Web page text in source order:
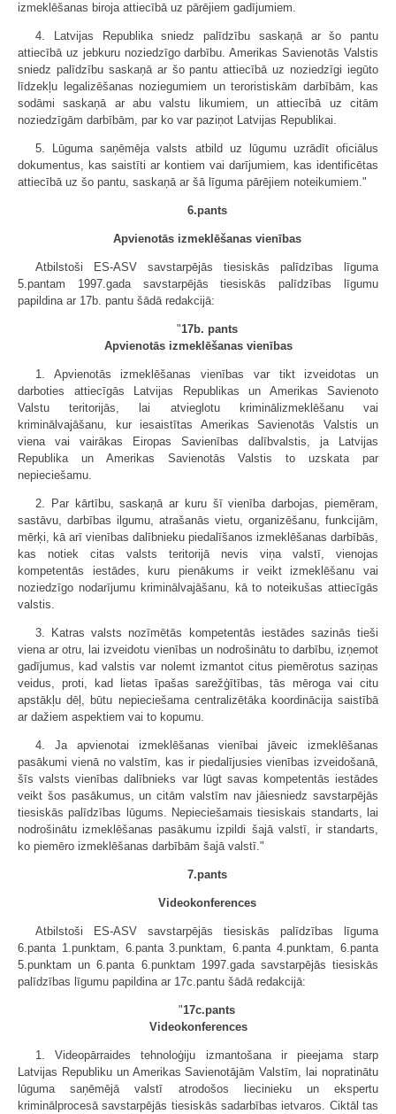
izmeklēšanas biroja attiecībā uz pārējiem gadījumiem.
4. Latvijas Republika sniedz palīdzību saskaņā ar šo pantu
attiecībā uz jebkuru noziedzīgo darbību. Amerikas Savienotās Valstis
sniedz palīdzību saskaņā ar šo pantu attiecībā uz noziedzīgi iegūto
līdzekļu legalizēšanas noziegumiem un teroristiskām darbībām, kas
sodāmi saskaņā ar abu valstu likumiem, un attiecībā uz citām
noziedzīgām darbībām, par ko var paziņot Latvijas Republikai.
5. Lūguma saņēmēja valsts atbild uz lūgumu uzrādīt oficiālus
dokumentus, kas saistīti ar kontiem vai darījumiem, kas identificētas
attiecībā uz šo pantu, saskaņā ar šā līguma pārējiem noteikumiem."
6.pants
Apvienotās izmeklēšanas vienības
Atbilstoši ES-ASV savstarpējās tiesiskās palīdzības līguma
5.pantam 1997.gada savstarpējās tiesiskās palīdzības līgumu
papildina ar 17b. pantu šādā redakcijā:
"17b. pants
Apvienotās izmeklēšanas vienības
1. Apvienotās izmeklēšanas vienības var tikt izveidotas un
darboties attiecīgās Latvijas Republikas un Amerikas Savienoto
Valstu teritorijās, lai atvieglotu kriminālizmeklēšanu vai
kriminālvajāšanu, kur iesaistītas Amerikas Savienotās Valstis un
viena vai vairākas Eiropas Savienības dalībvalstis, ja Latvijas
Republika un Amerikas Savienotās Valstis to uzskata par
nepieciešamu.
2. Par kārtību, saskaņā ar kuru šī vienība darbojas, piemēram,
sastāvu, darbības ilgumu, atrašanās vietu, organizēšanu, funkcijām,
mērķi, kā arī vienības dalībnieku piedalīšanos izmeklēšanas darbībās,
kas notiek citas valsts teritorijā nevis viņa valstī, vienojas
kompetentās iestādes, kuru pienākums ir veikt izmeklēšanu vai
noziedzīgo nodarījumu kriminālvajāšanu, kā to noteikušas attiecīgās
valstis.
3. Katras valsts nozīmētās kompetentās iestādes sazinās tieši
viena ar otru, lai izveidotu vienības un nodrošinātu to darbību, izņemot
gadījumus, kad valstis var nolemt izmantot citus piemērotus saziņas
veidus, proti, kad lietas īpašas sarežģītības, tās mēroga vai citu
apstākļu dēļ, būtu nepieciešama centralizētāka koordinācija saistībā
ar dažiem aspektiem vai to kopumu.
4. Ja apvienotai izmeklēšanas vienībai jāveic izmeklēšanas
pasākumi vienā no valstīm, kas ir piedalījusies vienības izveidošanā,
šīs valsts vienības dalībnieks var lūgt savas kompetentās iestādes
veikt šos pasākumus, un citām valstīm nav jāie­sniedz savstarpējās
tiesiskās palīdzības lūgums. Nepieciešamais tiesiskais standarts, lai
nodrošinātu izmeklēšanas pasākumu izpildi šajā valstī, ir standarts,
ko piemēro izmeklēšanas darbībām šajā valstī."
7.pants
Videokonferences
Atbilstoši ES-ASV savstarpējās tiesiskās palīdzības līguma
6.panta 1.punktam, 6.panta 3.punktam, 6.panta 4.punktam, 6.panta
5.punktam un 6.panta 6.punktam 1997.gada savstarpējās tiesiskās
palīdzības līgumu papildina ar 17c.pantu šādā redakcijā:
"17c.pants
Videokonferences
1. Videopārraides tehnoloģiju izmantošana ir pieejama starp
Latvijas Republiku un Amerikas Savienotājām Valstīm, lai nopratinātu
lūguma saņēmējā valstī atrodošos liecinieku un ekspertu
kriminālprocesā savstarpējās tiesiskās sadarbības ietvaros. Ciktāl tas